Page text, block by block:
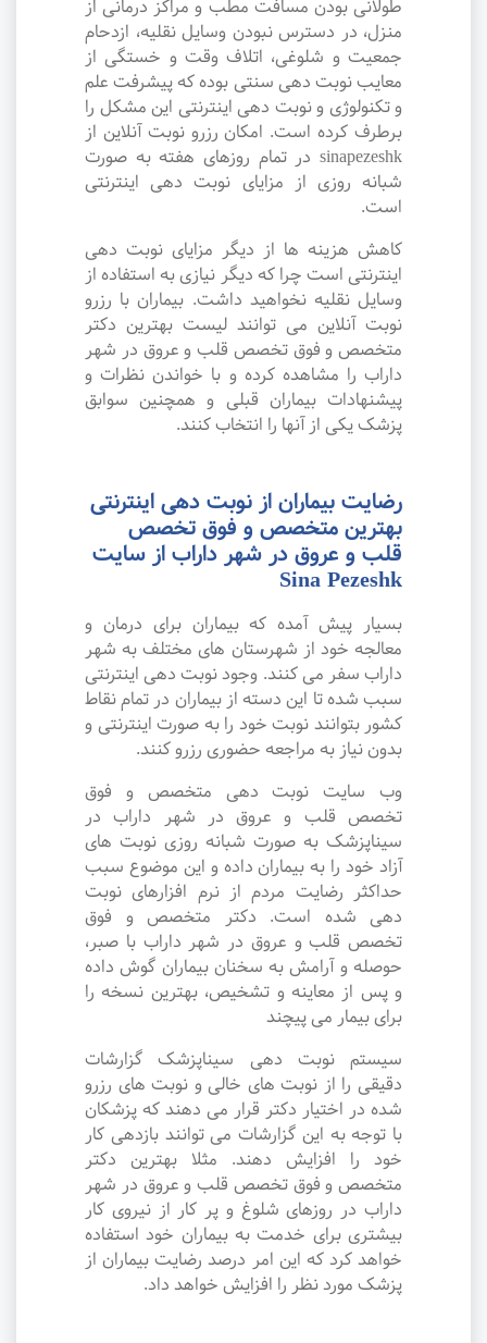
طولانی بودن مسافت مطب و مراکز درمانی از
منزل، در دسترس نبودن وسایل نقلیه، ازدحام
جمعیت و شلوغی، اتلاف وقت و خستگی از
معایب نوبت دهی سنتی بوده که پیشرفت علم
و تکنولوژی و نوبت دهی اینترنتی این مشکل را
برطرف کرده است. امکان رزرو نوبت آنلاین از
sinapezeshk در تمام روزهای هفته به صورت
شبانه روزی از مزایای نوبت دهی اینترنتی
است.
کاهش هزینه ها از دیگر مزایای نوبت دهی
اینترنتی است چرا که دیگر نیازی به استفاده از
وسایل نقلیه نخواهید داشت. بیماران با رزرو
نوبت آنلاین می توانند لیست بهترین دکتر
متخصص و فوق تخصص قلب و عروق در شهر
داراب را مشاهده کرده و با خواندن نظرات و
پیشنهادات بیماران قبلی و همچنین سوابق
پزشک یکی از آنها را انتخاب کنند.
رضایت بیماران از نوبت دهی اینترنتی
بهترین متخصص و فوق تخصص
قلب و عروق در شهر داراب از سایت
Sina Pezeshk
بسیار پیش آمده که بیماران برای درمان و
معالجه خود از شهرستان های مختلف به شهر
داراب سفر می کنند. وجود نوبت دهی اینترنتی
سبب شده تا این دسته از بیماران در تمام نقاط
کشور بتوانند نوبت خود را به صورت اینترنتی و
بدون نیاز به مراجعه حضوری رزرو کنند.
وب سایت نوبت دهی متخصص و فوق
تخصص قلب و عروق در شهر داراب در
سیناپزشک به صورت شبانه روزی نوبت های
آزاد خود را به بیماران داده و این موضوع سبب
حداکثر رضایت مردم از نرم افزارهای نوبت
دهی شده است. دکتر متخصص و فوق
تخصص قلب و عروق در شهر داراب با صبر،
حوصله و آرامش به سخنان بیماران گوش داده
و پس از معاینه و تشخیص، بهترین نسخه را
برای بیمار می پیچند
سیستم نوبت دهی سیناپزشک گزارشات
دقیقی را از نوبت های خالی و نوبت های رزرو
شده در اختیار دکتر قرار می دهند که پزشکان
با توجه به این گزارشات می توانند بازدهی کار
خود را افزایش دهند. مثلا بهترین دکتر
متخصص و فوق تخصص قلب و عروق در شهر
داراب در روزهای شلوغ و پر کار از نیروی کار
بیشتری برای خدمت به بیماران خود استفاده
خواهد کرد که این امر درصد رضایت بیماران از
پزشک مورد نظر را افزایش خواهد داد.